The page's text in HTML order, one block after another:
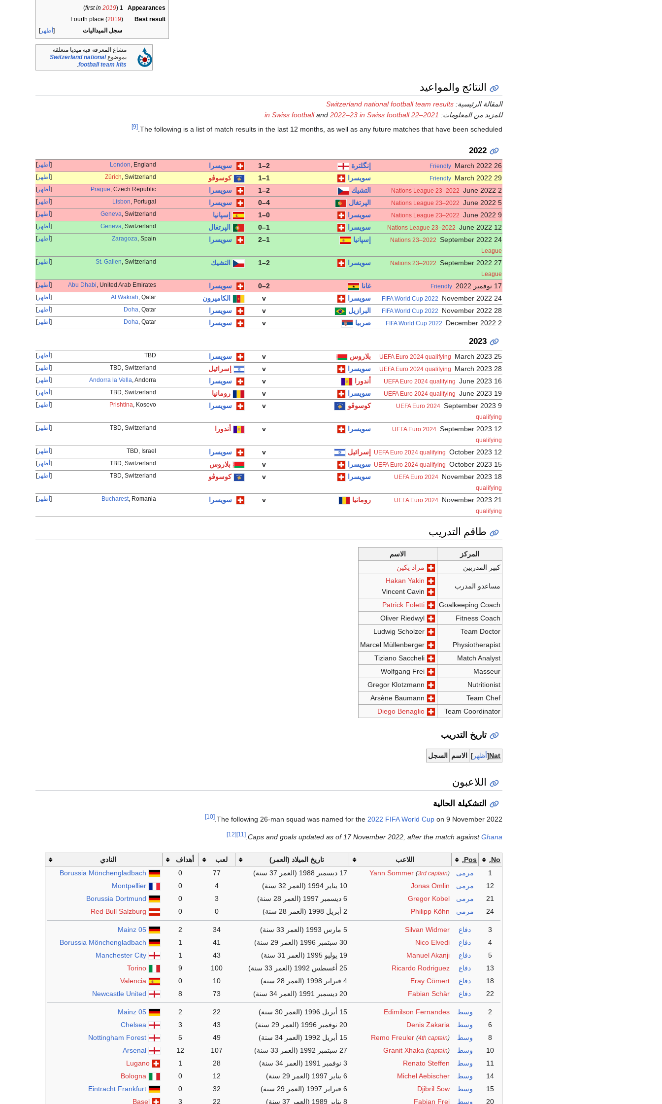
Appearances
1 (
first in 2019
)
Best result
Fourth place (2019)
أظهر سجل الميداليات
مشاع المعرفة فيه ميديا متعلقة
بموضوعSwitzerland national
football team kits
النتائج والمواعيد
المقالة الرئيسية: Switzerland national football team results
للمزيد من المعلومات: 2021–22 in Swiss football
and 2022–23 in Swiss football
The following is a list of match results in the last 12 months, as well as any future matches that have been scheduled.
[9]
2022
26 March 2022
Friendly إنگلترة 2–1 سويسرا أظهر London, England
29 March 2022
Friendly سويسرا 1–1 كوسوڤو أظهر Zürich, Switzerland
2 June 2022
2022–23 Nations League التشيك 2–1 سويسرا أظهر Prague, Czech Republic
5 June 2022
2022–23 Nations League الپرتغال 4–0 سويسرا أظهر Lisbon, Portugal
9 June 2022
2022–23 Nations League سويسرا 0–1 إسپانيا أظهر Geneva, Switzerland
12 June 2022
2022–23 Nations League سويسرا 1–0 الپرتغال أظهر Geneva, Switzerland
24 September 2022
2022–23 Nations
League
إسپانيا 1–2 سويسرا أظهر Zaragoza, Spain
27 September 2022
2022–23 Nations
League
سويسرا 2–1 التشيك أظهر St. Gallen, Switzerland
17 نوفمبر 2022 Friendly غانا 2–0 سويسرا أظهر Abu Dhabi, United Arab Emirates
24 November 2022
2022 FIFA World Cup سويسرا v الكاميرون أظهر Al Wakrah, Qatar
28 November 2022
2022 FIFA World Cup البرازيل v سويسرا أظهر Doha, Qatar
2 December 2022
2022 FIFA World Cup صربيا v سويسرا أظهر Doha, Qatar
2023
25 March 2023
UEFA Euro 2024 qualifying بلاروس v سويسرا أظهر TBD
28 March 2023
UEFA Euro 2024 qualifying سويسرا v إسرائيل أظهر TBD, Switzerland
16 June 2023
UEFA Euro 2024 qualifying أندورا v سويسرا أظهر Andorra la Vella , Andorra
19 June 2023
UEFA Euro 2024 qualifying سويسرا v رومانيا أظهر TBD, Switzerland
9 September 2023
UEFA Euro 2024
qualifying
كوسوڤو v سويسرا أظهر Prishtina , Kosovo
12 September 2023
UEFA Euro 2024
qualifying
سويسرا v أندورا أظهر TBD, Switzerland
12 October 2023
UEFA Euro 2024 qualifying إسرائيل v سويسرا أظهر TBD, Israel
15 October 2023
UEFA Euro 2024 qualifying سويسرا v بلاروس أظهر TBD, Switzerland
18 November 2023
UEFA Euro 2024
qualifying
سويسرا v كوسوڤو أظهر TBD, Switzerland
21 November 2023
UEFA Euro 2024
qualifying
رومانيا v سويسرا أظهر Bucharest , Romania
طاقم التدريب
المركز
الاسم
كبير المدربين
مراد يكين
مساعدو المدرب
Hakan Yakin
Goalkeeping Coach
Patrick Foletti
Fitness Coach
Team Doctor
Physiotherapist
Match Analyst
Masseur
Nutritionist
Team Chef
Team Coordinator
Diego Benaglio
تاريخ التدريب
أظهر Nat الاسم السجل
اللاعبون
التشكيلة الحالية
The following 26-man squad was named for the 2022 FIFA World Cup on 9 November 2022.
[10]
Caps and goals updated as of 17 November 2022, after the match againstGhana
[11]
[12]
No.
Pos. اللاعب تاريخ الميلاد (العمر) لعب أهداف
النادي
1
مرمى Yann Sommer (3rd captain) 17 ديسمبر 1988 (العمر 37 سنة) 77
0
Borussia Mönchengladbach
12
مرمى Jonas Omlin 10 يناير 1994 (العمر 32 سنة) 4
0
Montpellier
21
مرمى Gregor Kobel 6 ديسمبر 1997 (العمر 28 سنة) 3
0
Borussia Dortmund
24
مرمى Philipp Köhn 2 أبريل 1998 (العمر 28 سنة) 0
0
Red Bull Salzburg
3 دفاع Silvan Widmer 5 مارس 1993 (العمر 33 سنة) 34
2
Mainz 05
4
دفاع Nico Elvedi 30 سبتمبر 1996 (العمر 29 سنة) 41
1
Borussia Mönchengladbach
5
دفاع Manuel Akanji 19 يوليو 1995 (العمر 31 سنة) 43
1
Manchester City
13
دفاع Ricardo Rodriguez 25 أغسطس 1992 (العمر 33 سنة) 100
9
Torino
18
دفاع Eray Cömert 4 فبراير 1998 (العمر 28 سنة) 10
0
Valencia
22
دفاع Fabian Schär 20 ديسمبر 1991 (العمر 34 سنة) 73
8
Newcastle United
2 وسط Edimilson Fernandes 15 أبريل 1996 (العمر 30 سنة) 22
2
Mainz 05
6
وسط Denis Zakaria 20 نوفمبر 1996 (العمر 29 سنة) 43
3
Chelsea
8
وسط Remo Freuler (4th captain) 15 أبريل 1992 (العمر 34 سنة) 49
5
Nottingham Forest
10
وسط Granit Xhaka (captain) 27 سبتمبر 1992 (العمر 33 سنة) 107
12
Arsenal
11
وسط Renato Steffen 3 نوفمبر 1991 (العمر 34 سنة) 28
1
Lugano
14
وسط Michel Aebischer 6 يناير 1997 (العمر 29 سنة) 12
0
Bologna
15
وسط Djibril Sow 6 فبراير 1997 (العمر 29 سنة) 32
0
Eintracht Frankfurt
20
وسط Fabian Frei 8 يناير 1989 (العمر 37 سنة) 22
3
Basel